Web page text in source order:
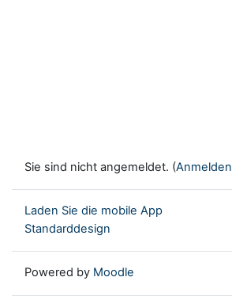
Sie sind nicht angemeldet. (Anmelden
Laden Sie die mobile App
Standarddesign
Powered by Moodle